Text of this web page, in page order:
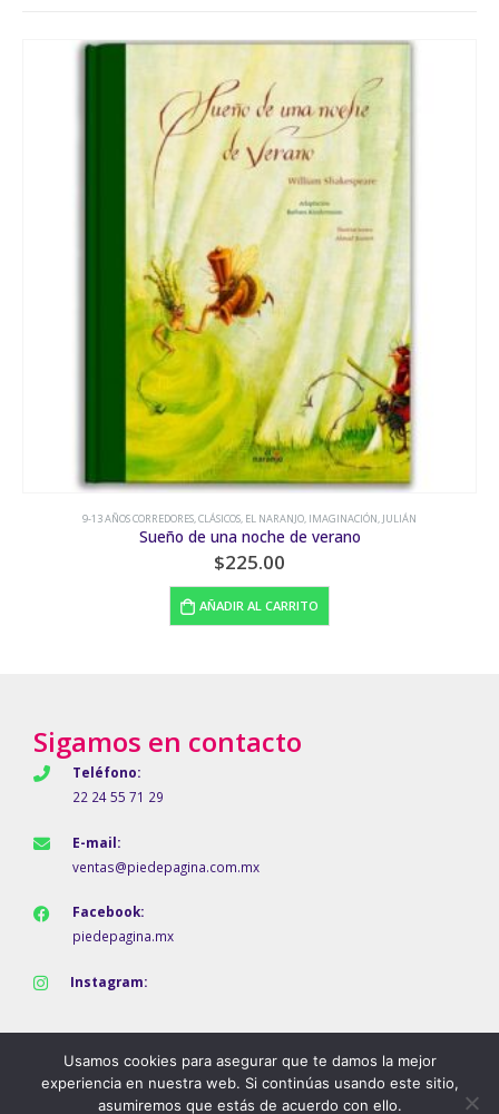
9-13 AÑOS CORREDORES,EL NARANJO ,MISTERIO E INTRIGA,NOVELA,SUSPENSO
Los mil años de Pepe Corcueña
$150.00
AÑADIR AL CARRITO
Sigamos en contacto
Teléfono:
22 24 55 71 29
E-mail:
ventas@piedepagina.com.mx
Facebook:
piedepagina.mx
Instagram:
Usamos cookies para asegurar que te damos la mejor
experiencia en nuestra web. Si continúas usando este sitio,
asumiremos que estás de acuerdo con ello.